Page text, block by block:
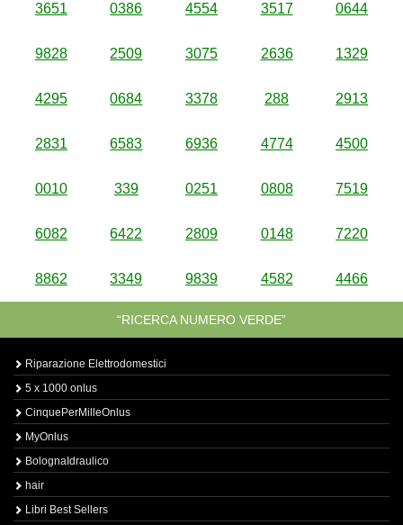
3651 0386 4554 3517 0644
9828 2509 3075 2636 1329
4295 0684 3378 288 2913
2831 6583 6936 4774 4500
0010 339 0251 0808 7519
6082 6422 2809 0148 7220
8862 3349 9839 4582 4466
“RICERCA NUMERO VERDE”
Riparazione Elettrodomestici
5 x 1000 onlus
CinquePerMilleOnlus
MyOnlus
BolognaIdraulico
hair
Libri Best Sellers